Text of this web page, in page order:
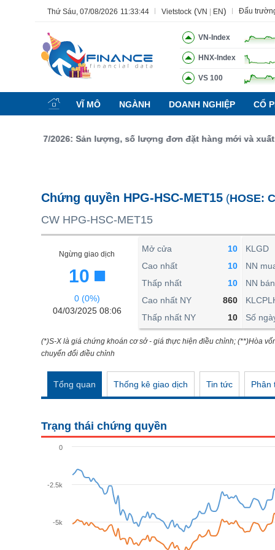
Thứ Sáu, 07/08/2026 11:33:45 Vietstock (VN EN) Đấu
VN-Index
HNX-Index
VS 100
VĨ MÔ NGÀNH DOANH NGHIỆP CỔ
7/2026: Sản lượng, số lượng đơn đặt hàng mới và xuất
Chứng quyền HPG-HSC-MET15 (HOSE:
CW HPG-HSC-MET15
Ngừng giao dịch
10
0 (0%)
04/03/2025 08:06
Mở cửa
10
Cao nhất
10
Thấp nhất
10
Cao nhất NY
860
Thấp nhất NY
10
KLGD
NN
NN bán
Số
(*)S-X là giá chứng khoán cơ sở - giá thực hiện điều chỉnh; (**)Hòa
chuyển đổi điều chỉnh
Tổng quan Thống kê giao dịch Tin tức Phân
Trạng thái chứng quyền
0
-5k
-2.5k
Tính năng Ngành Mã chứng khoán Lãnh
BẤT ĐỘNG SẢN
TÀI CHÍNH
KINH TẾ
THẾ GIỚI
ĐÔNG DƯƠNG
PHÂN TÍCH
VS-SECTOR
NGUYÊN VẬT LIỆU
TIÊU DÙNG KHÔNG THIẾT YẾU
TIÊU DÙNG THIẾT YẾU
CHĂM SÓC SỨC KHỎE